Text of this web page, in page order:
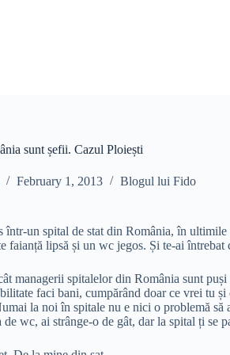
sunt șefii. Cazul Ploiești
February 1, 2013 Blogul lui Fido
într-un spital de stat din România, în
faianță lipsă și un wc jegos. Și te-ai întrebat
managerii spitalelor din România sunt
faci bani, cumpărând doar ce vrei tu
la noi în spitale nu e nici o problemă
wc, ai strânge-o de gât, dar la spital ți se